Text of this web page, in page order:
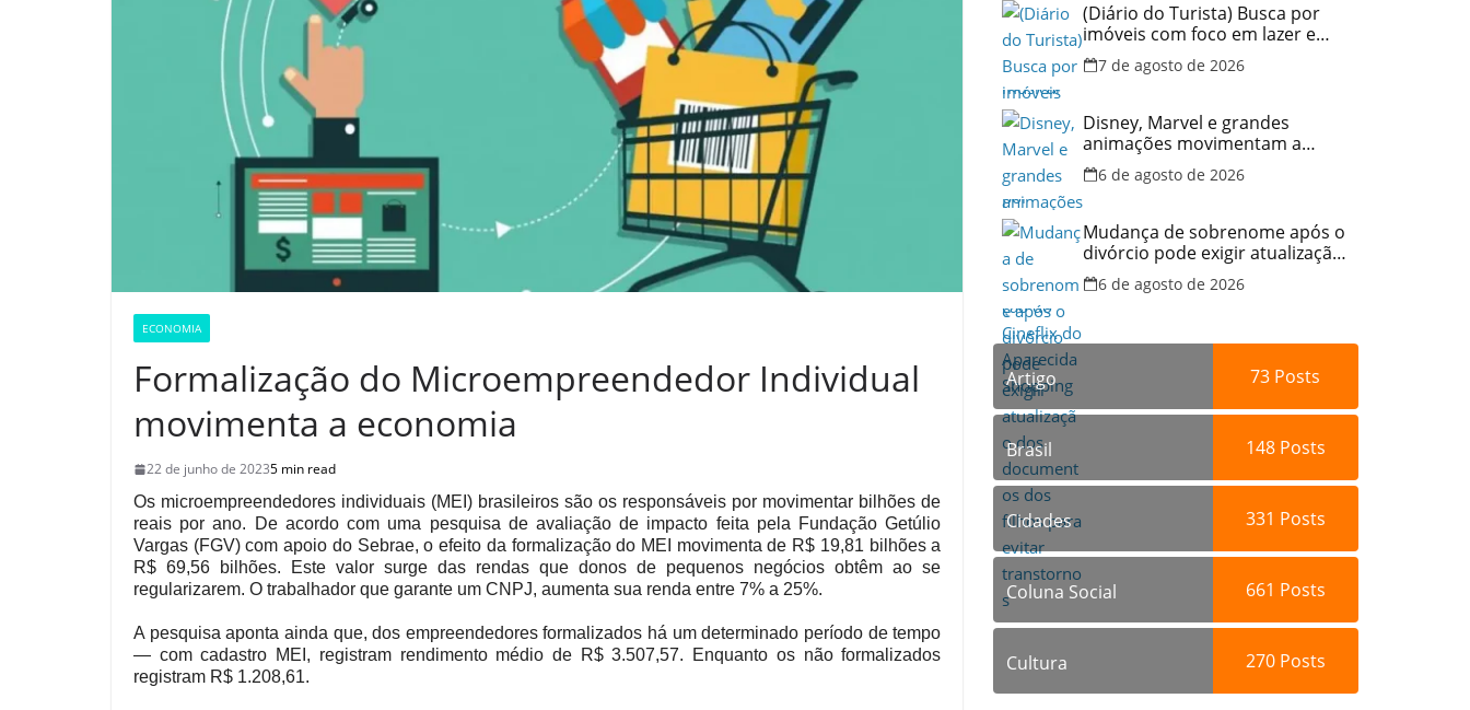
ECONOMIA
Formalização do Microempreendedor Individual
movimenta a economia
22 de junho de 20235 min read
Os microempreendedores individuais (MEI) brasileiros são os responsáveis por movimentar bilhões de
reais por ano. De acordo com uma pesquisa de avaliação de impacto feita pela Fundação Getúlio
Vargas (FGV) com apoio do Sebrae, o efeito da formalização do MEI movimenta de R$ 19,81 bilhões a
R$ 69,56 bilhões. Este valor surge das rendas que donos de pequenos negócios obtêm ao se
regularizarem. O trabalhador que garante um CNPJ, aumenta sua renda entre 7% a 25%.
A pesquisa aponta ainda que, dos empreendedores formalizados há um determinado período de tempo
— com cadastro MEI, registram rendimento médio de R$ 3.507,57. Enquanto os não formalizados
registram R$ 1.208,61.
(Diário do Turista) Busca por
imóveis com foco em lazer e
locação por temporada cresce
no Brasil
7 de agosto de 2026
Disney, Marvel e grandes
animações movimentam a
programação do Cineflix do
Aparecida Shopping
6 de agosto de 2026
Mudança de sobrenome após o
divórcio pode exigir atualização
dos documentos dos filhos
para evitar transtornos
6 de agosto de 2026
Artigo 73 Posts
Brasil 148Posts
Cidades 331 Posts
Coluna Social 661 Posts
Cultura 270Posts